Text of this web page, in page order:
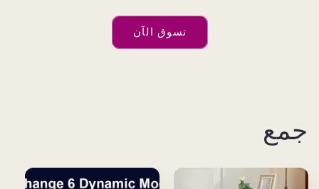
تسوق الآن